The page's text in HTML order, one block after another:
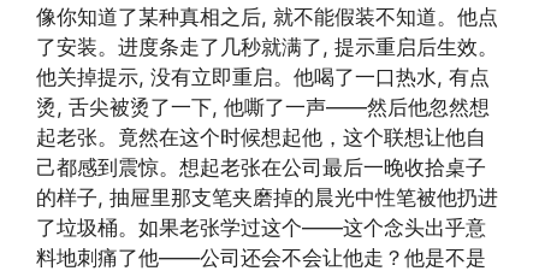
像你知道了某种真相之后, 就不能假装不知道。他点
了安装。进度条走了几秒就满了, 提示重启后生效。
他关掉提示, 没有立即重启。他喝了一口热水, 有点
烫, 舌尖被烫了一下, 他嘶了一声——然后他忽然想
起老张。竟然在这个时候想起他，这个联想让他自
己都感到震惊。想起老张在公司最后一晚收拾桌子
的样子, 抽屉里那支笔夹磨掉的晨光中性笔被他扔进
了垃圾桶。如果老张学过这个——这个念头出乎意
料地刺痛了他——公司还会不会让他走？他是不是